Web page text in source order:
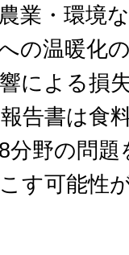
業・環境
の温暖化
による損
告書は食
分野の問
す可能性